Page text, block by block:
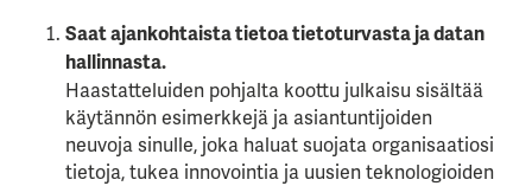
Saat ajankohtaista tietoa tietoturvasta ja datan
hallinnasta.
Haastatteluiden pohjalta koottu julkaisu sisältää
käytännön esimerkkejä ja asiantuntijoiden
neuvoja sinulle, joka haluat suojata organisaatiosi
tietoja, tukea innovointia ja uusien teknologioiden